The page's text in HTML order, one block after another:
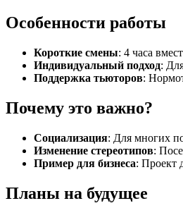
Особенности работы
Короткие смены: 4 часа
Индивидуальный подход:
Поддержка тьюторов:
Почему это важно?
Социализация: Для многих
Изменение стереотипов:
Пример для бизнеса: Проект
Планы на будущее